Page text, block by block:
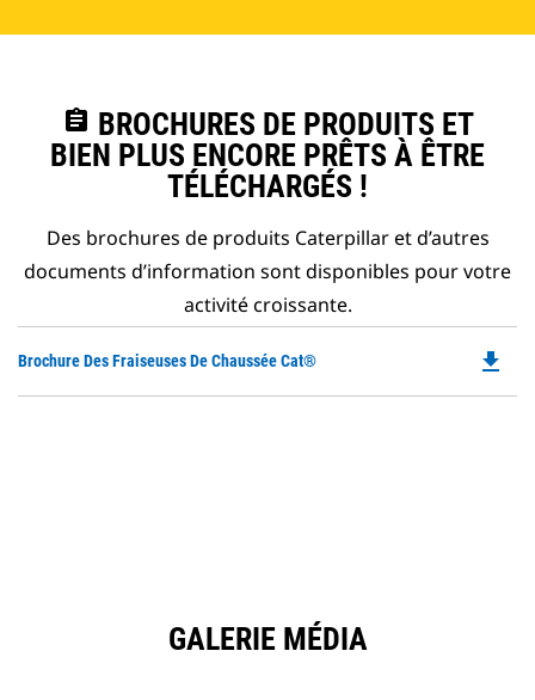
assignment BROCHURES DE PRODUITS ET
BIEN PLUS ENCORE PRÊTS À ÊTRE
TÉLÉCHARGÉS !
Des brochures de produits Caterpillar et d’autres
documents d’information sont disponibles pour votre
activité croissante.
Brochure Des Fraiseuses De Chaussée Cat® file_download
GALERIE MÉDIA